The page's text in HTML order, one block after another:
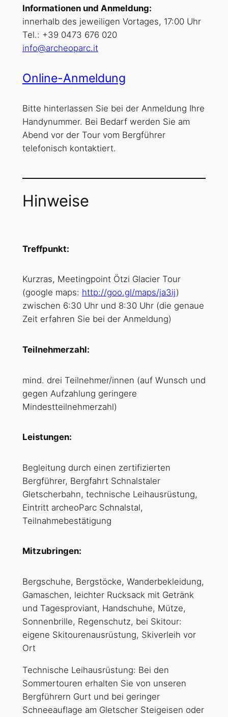
Informationen und Anmeldung:
innerhalb des jeweiligen Vortages, 17:00 Uhr
Tel.: +39 0473 676 020
info@archeoparc.it
Online-Anmeldung
Bitte hinterlassen Sie bei der Anmeldung Ihre
Handynummer. Bei Bedarf werden Sie am
Abend vor der Tour vom Bergführer
telefonisch kontaktiert.
Hinweise
Treffpunkt:
Kurzras, Meetingpoint Ötzi Glacier Tour
(google maps: http://goo.gl/maps/ja3ij)
zwischen 6:30 Uhr und 8:30 Uhr (die genaue
Zeit erfahren Sie bei der Anmeldung)
Teilnehmerzahl:
mind. drei Teilnehmer/innen (auf Wunsch und
gegen Aufzahlung geringere
Mindestteilnehmerzahl)
Leistungen:
Begleitung durch einen zertifizierten
Bergführer, Bergfahrt Schnalstaler
Gletscherbahn, technische Leihausrüstung,
Eintritt archeoParc Schnalstal,
Teilnahmebestätigung
Mitzubringen:
Bergschuhe, Bergstöcke, Wanderbekleidung,
Gamaschen, leichter Rucksack mit Getränk
und Tagesproviant, Handschuhe, Mütze,
Sonnenbrille, Regenschutz, bei Skitour:
eigene Skitourenausrüstung, Skiverleih vor
Ort
Technische Leihausrüstung: Bei den
Sommertouren erhalten Sie von unseren
Bergführern Gurt und bei geringer
Schneeauflage am Gletscher Steigeisen oder